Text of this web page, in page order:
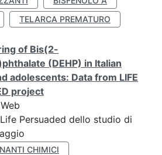
TELARCA PREMATURO
of Bis(2-
(DEHP) in Italian
adolescents: Data from LIFE
project
Persuaded dello studio di
CHIMICI